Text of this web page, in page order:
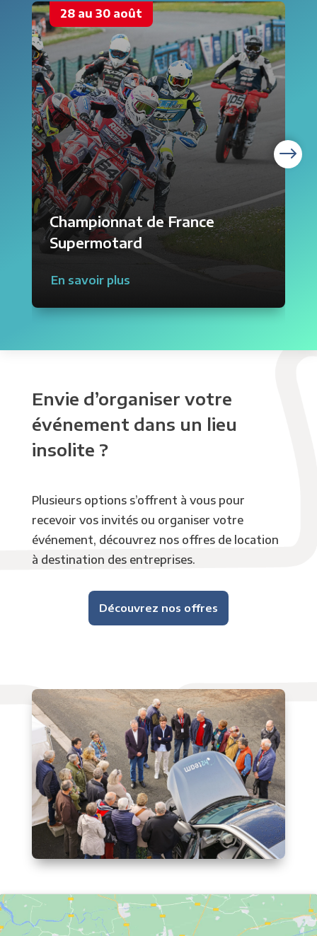
Championnat de France
Supermotard
28 au 30 août
En savoir plus
Envie d’organiser votre
événement dans un lieu
insolite ?
Plusieurs options s’offrent à vous pour
recevoir vos invités ou organiser votre
événement, découvrez nos offres de location
à destination des entreprises.
Découvrez nos offres